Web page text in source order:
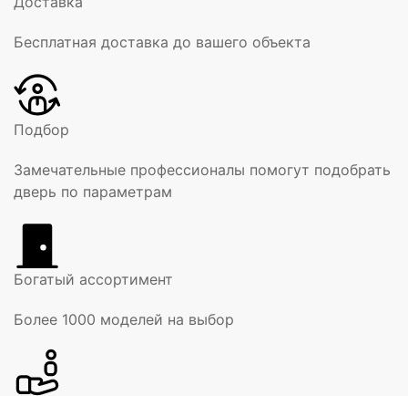
Бесплатная доставка до вашего объекта
Подбор
Замечательные профессионалы помогут подобрать
дверь по параметрам
Богатый ассортимент
Более 1000 моделей на выбор